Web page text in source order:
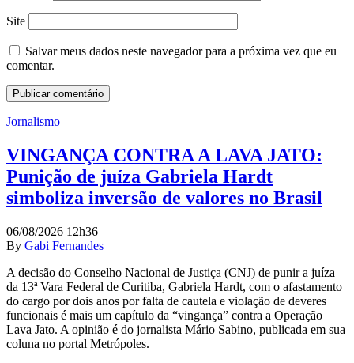
Site
Salvar meus dados neste navegador para a próxima vez que eu
comentar.
Jornalismo
VINGANÇA CONTRA A LAVA JATO:
Punição de juíza Gabriela Hardt
simboliza inversão de valores no Brasil
06/08/2026 12h36
By Gabi Fernandes
A decisão do Conselho Nacional de Justiça (CNJ) de punir a juíza
da 13ª Vara Federal de Curitiba, Gabriela Hardt, com o afastamento
do cargo por dois anos por falta de cautela e violação de deveres
funcionais é mais um capítulo da “vingança” contra a Operação
Lava Jato. A opinião é do jornalista Mário Sabino, publicada em sua
coluna no portal Metrópoles.